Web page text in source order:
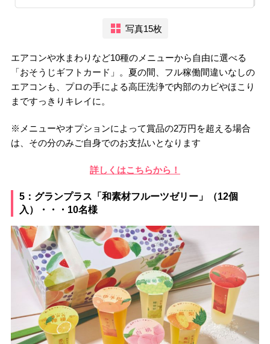
写真15枚
エアコンや水まわりなど10種のメニューから自由に選べる
「おそうじギフトカード」。夏の間、フル稼働間違いなしの
エアコンも、プロの手による高圧洗浄で内部のカビやほこり
まですっきりキレイに。
※メニューやオプションによって賞品の2万円を超える場合
は、その分のみご自身でのお支払いとなります
詳しくはこちらから！
5：グランプラス「和素材フルーツゼリー」（12個
入）・・・10名様